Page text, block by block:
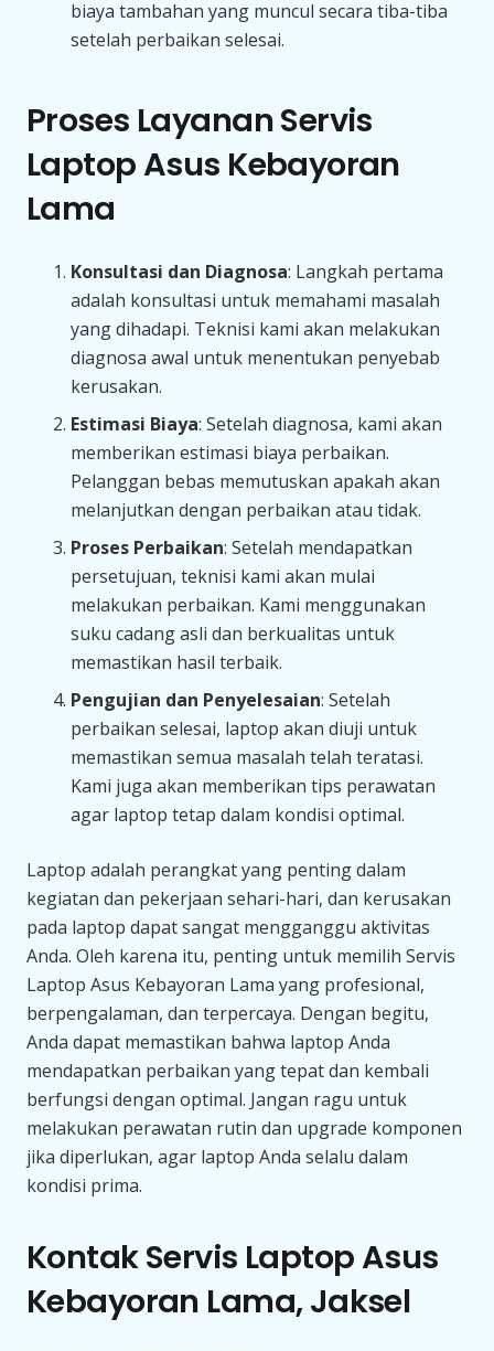
biaya tambahan yang muncul secara tiba-tiba
setelah perbaikan selesai.
Proses Layanan Servis
Laptop Asus Kebayoran
Lama
Konsultasi dan Diagnosa: Langkah pertama
adalah konsultasi untuk memahami masalah
yang dihadapi. Teknisi kami akan melakukan
diagnosa awal untuk menentukan penyebab
kerusakan.
Estimasi Biaya: Setelah diagnosa, kami akan
memberikan estimasi biaya perbaikan.
Pelanggan bebas memutuskan apakah akan
melanjutkan dengan perbaikan atau tidak.
Proses Perbaikan: Setelah mendapatkan
persetujuan, teknisi kami akan mulai
melakukan perbaikan. Kami menggunakan
suku cadang asli dan berkualitas untuk
memastikan hasil terbaik.
Pengujian dan Penyelesaian: Setelah
perbaikan selesai, laptop akan diuji untuk
memastikan semua masalah telah teratasi.
Kami juga akan memberikan tips perawatan
agar laptop tetap dalam kondisi optimal.
Laptop adalah perangkat yang penting dalam
kegiatan dan pekerjaan sehari-hari, dan kerusakan
pada laptop dapat sangat mengganggu aktivitas
Anda. Oleh karena itu, penting untuk memilih Servis
Laptop Asus Kebayoran Lama yang profesional,
berpengalaman, dan terpercaya. Dengan begitu,
Anda dapat memastikan bahwa laptop Anda
mendapatkan perbaikan yang tepat dan kembali
berfungsi dengan optimal. Jangan ragu untuk
melakukan perawatan rutin dan upgrade komponen
jika diperlukan, agar laptop Anda selalu dalam
kondisi prima.
Kontak Servis Laptop Asus
Kebayoran Lama, Jaksel